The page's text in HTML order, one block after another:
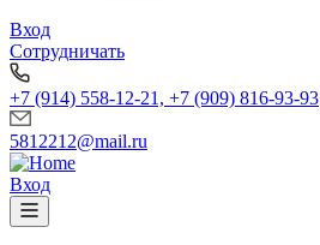
Вход
Сотрудничать
+7 (914) 558-12-21, +7 (909) 816-93-93
5812212@mail.ru
Вход